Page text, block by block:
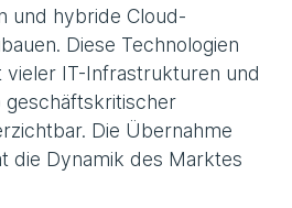
und hybride Cloud-
Diese Technologien
vieler IT-Infrastrukturen und
Die Übernahme
die Dynamik des Marktes